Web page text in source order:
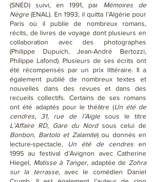
(SNED) suivi, en 1991, par Mémoires de
Nègre(ENAL). En 1993, il quitta l’Algérie pour
Paris où il publie de nombreux romans,
récits, de livres de voyage dont plusieurs en
collaboration avec des photographes
(Philippe Dupuich, Jean-André Bertozzi,
Philippe Lafond). Plusieurs de ses écrits ont
été récompensés par un prix littéraire. Il a
également publié de nombreux textes et
nouvelles dans des revues et dans des
recueils collectifs. Certains de ses romans
ont été adaptés pour le théâtre (Un été de
cendres, 31, rue de l’Aiglesous le titre
L’Affaire RD, Gare du Nordsous celui de
Bonbon, Bartolo et Zalamite) ou donnés en
lecture-spectacle, Un été de cendres en
1995 au festival d’Avignon avec Catherine
Hiegel, Matisse à Tanger, adaptée de Zohra
sur la terrasse, avec le comédien Daniel